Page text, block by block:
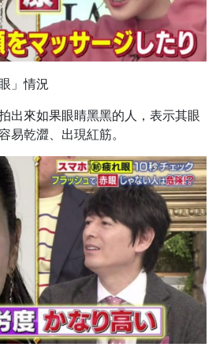
」情況
出來如果眼睛黑黑的人，表示其眼
易乾澀、出現紅筋。